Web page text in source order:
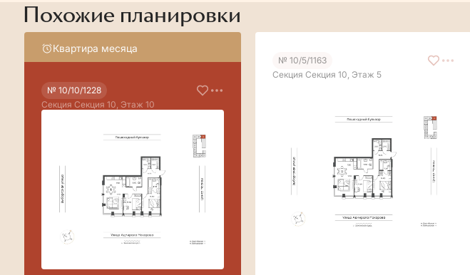
Похожие планировки
Квартира месяца
№ 10/10/1228
Секция Секция 10, Этаж 10
№ 10/5/1163
Секция Секция 10, Этаж 5